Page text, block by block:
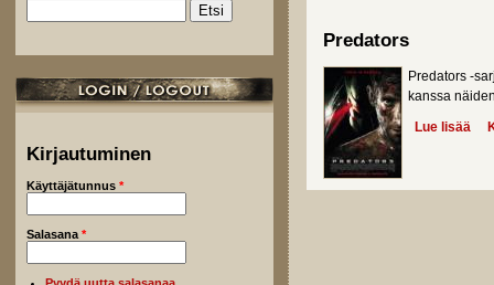
Hakulomake
Kirjautuminen
Käyttäjätunnus *
Salasana *
Predators
Predators -
kanssa
Lue lisää